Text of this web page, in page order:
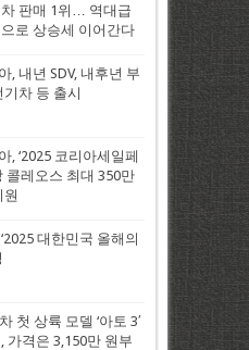
판매 1위… 역대급
로 상승세 이어간다
, 내년 SDV, 내후년 부
차 등 출시
, ‘2025 코리아세일페
콜레오스 최대 350만
원
대한민국 올해의
첫 상륙 모델 ‘아토 3′
가격은 3,150만 원부